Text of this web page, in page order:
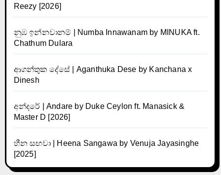
Reezy [2026]
නුඹ ඉන්නවානම් | Numba Innawanam by MINUKA ft.
Chathum Dulara
ආගන්තුක දේසේ | Aganthuka Dese by Kanchana x
Dinesh
අන්දරේ | Andare by Duke Ceylon ft. Manasick &
Master D [2026]
හීන සඟවා | Heena Sangawa by Venuja Jayasinghe
[2025]